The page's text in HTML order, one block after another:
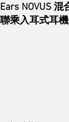
Ears NOVUS 混
聯乘入耳式耳機